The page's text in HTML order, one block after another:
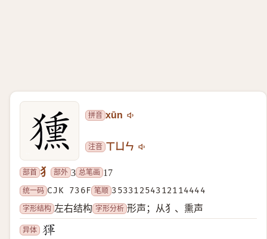
拼音 xūn
注音 ㄒㄩㄣ
部首 犭 部外 3 总笔画 17
统一码 CJK 736F 笔顺 35331254312114444
字形结构 左右结构 字形分析 形声；从犭、熏声
异体